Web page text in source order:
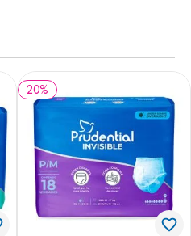
20%